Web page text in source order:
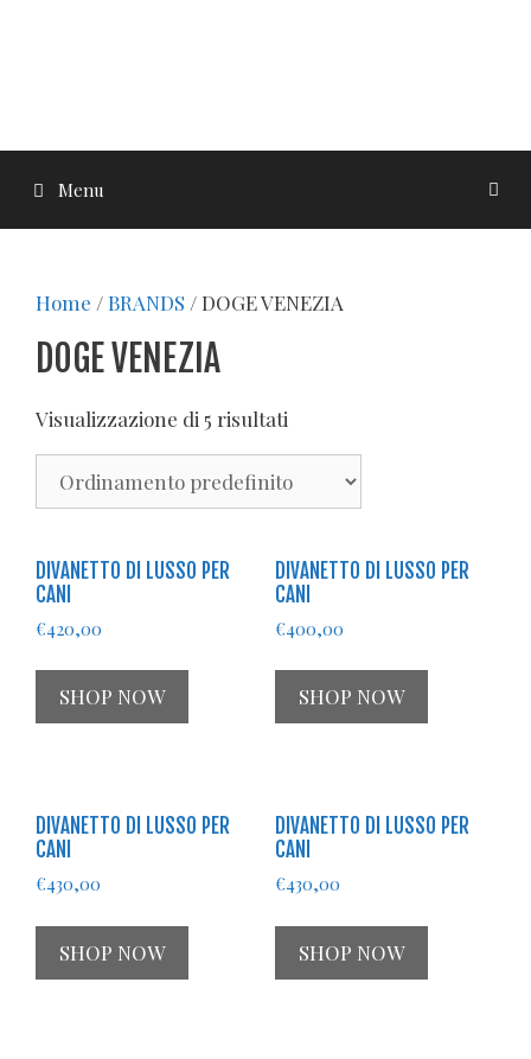
Menu
Home /BRANDS / DOGE VENEZIA
DOGE VENEZIA
Visualizzazione di 5 risultati
DIVANETTO DI LUSSO PER
CANI
€420,00
SHOP NOW
DIVANETTO DI LUSSO PER
CANI
€400,00
SHOP NOW
DIVANETTO DI LUSSO PER
CANI
€430,00
SHOP NOW
DIVANETTO DI LUSSO PER
CANI
€430,00
SHOP NOW